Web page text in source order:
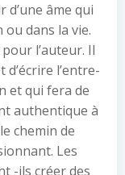
âme qui
dans la vie.
l’auteur. Il
l’entre-
et qui fera de
authentique à
chemin de
Les
-ils créer des